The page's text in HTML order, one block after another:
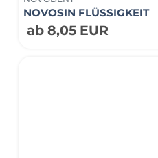
NOVOSIN FLÜSSIGKEIT
ab 8,05 EUR